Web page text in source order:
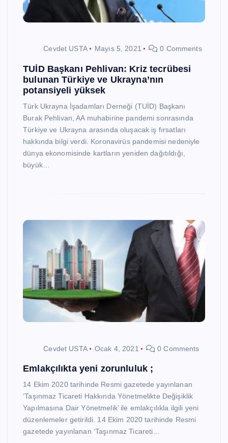
Cevdet USTA Mayıs 5, 2021 0 Comments
TUİD Başkanı Pehlivan: Kriz tecrübesi
bulunan Türkiye ve Ukrayna’nın
potansiyeli yüksek
Türk Ukrayna İşadamları Derneği (TUİD) Başkanı
Burak Pehlivan, AA muhabirine pandemi sonrasında
Türkiye ve Ukrayna arasında oluşacak iş fırsatları
hakkında bilgi verdi. Koronavirüs pandemisi nedeniyle
dünya ekonomisinde kartların yeniden dağıtıldığı,
büyük…
Cevdet USTA Ocak 4, 2021 0 Comments
Emlakçılıkta yeni zorunluluk ;
14 Ekim 2020 tarihinde Resmi gazetede yayınlanan
‘Taşınmaz Ticareti Hakkında Yönetmelikte Değişiklik
Yapılmasına Dair Yönetmelik’ ile emlakçılıkla ilgili yeni
düzenlemeler getirildi. 14 Ekim 2020 tarihinde Resmi
gazetede yayınlanan ‘Taşınmaz Ticareti…